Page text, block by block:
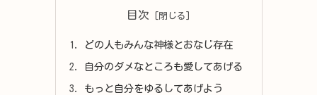
目次
どの人もみんな神様とおなじ存在
自分のダメなところも愛してあげる
もっと自分をゆるしてあげよう